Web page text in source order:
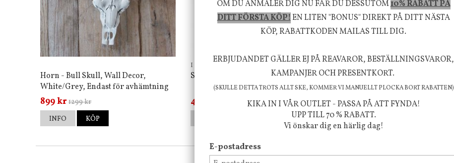
Horn - Bull Skull, Wall Decor,
White/Grey, Endast för avhämtning
899 kr 1299 kr
INFO KÖP
I am Interior
Skyltar 4-mix, Aluminium
45 kr
Olsson & Jensen
Duk Eloise 150 x 300 cm
1895 kr
INFO
OM DU ANMÄLER DIG NU FÅR DU DESSUTOM10% RABATT PÅ
DITT FÖRSTA KÖP!EN LITEN "BONUS" DIREKT PÅ DITT NÄSTA
KÖP, RABATTKODEN MAILAS TILL DIG.
ERBJUDANDET GÄLLER EJ PÅ REAVAROR, BESTÄLLNINGSVAROR,
KAMPANJER OCH PRESENTKORT.
(SKULLE DETTA TROTS ALLT SKE, KOMMER VI MANUELLT PLOCKA BORT RABATTEN)
KIKA IN I VÅR OUTLET - PASSA PÅ ATT FYNDA!
UPP TILL 70 % RABATT.
Vi önskar dig en härlig dag!
E-postadress